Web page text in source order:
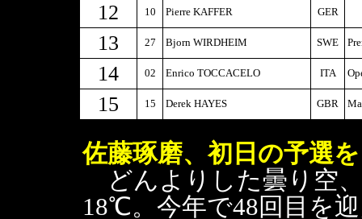
12 10 Pierre KAFFER GER
13 27 Bjorn WIRDHEIM SWE
14 02 Enrico TOCCACELO ITA
15 15 Derek HAYES GBR
佐藤琢磨、初日の予選
どんよりした曇り空
18℃。今年で48回目を